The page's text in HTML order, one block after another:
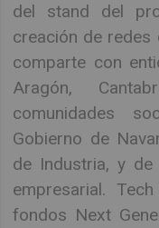
del stand del
creación de redes
comparte con
Aragón,
comunidades
Gobierno de
de Industria, y de
empresarial.
fondos Next